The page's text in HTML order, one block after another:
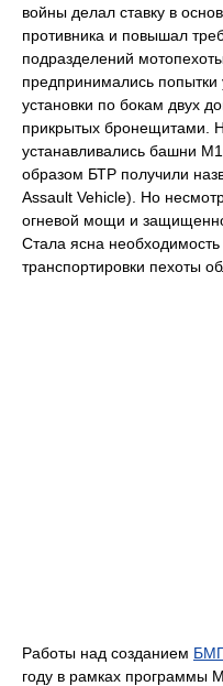
войны делал ставку в
противника и повышал
подразделений
предпринимались попытки
установки по бокам двух
прикрытых бронещитами.
устанавливались башни
образом БТР получили
Assault Vehicle). Но
огневой мощи и
Стала ясна
транспортировки пехоты
Работы над созданием
году в рамках программы